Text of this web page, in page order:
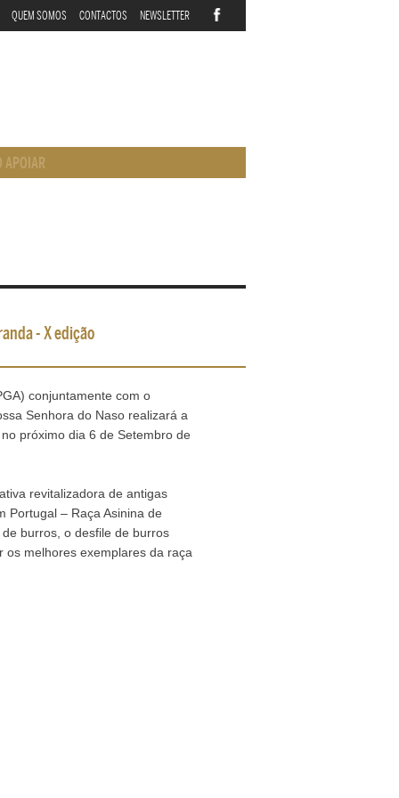
QUEM SOMOS CONTACTOS NEWSLETTER
APOIAR
- X edição
conjuntamente com o
Senhora do Naso realizará a
próximo dia 6 de Setembro de
revitalizadora de antigas
Portugal – Raça Asinina de
burros, o desfile de burros
melhores exemplares da raça